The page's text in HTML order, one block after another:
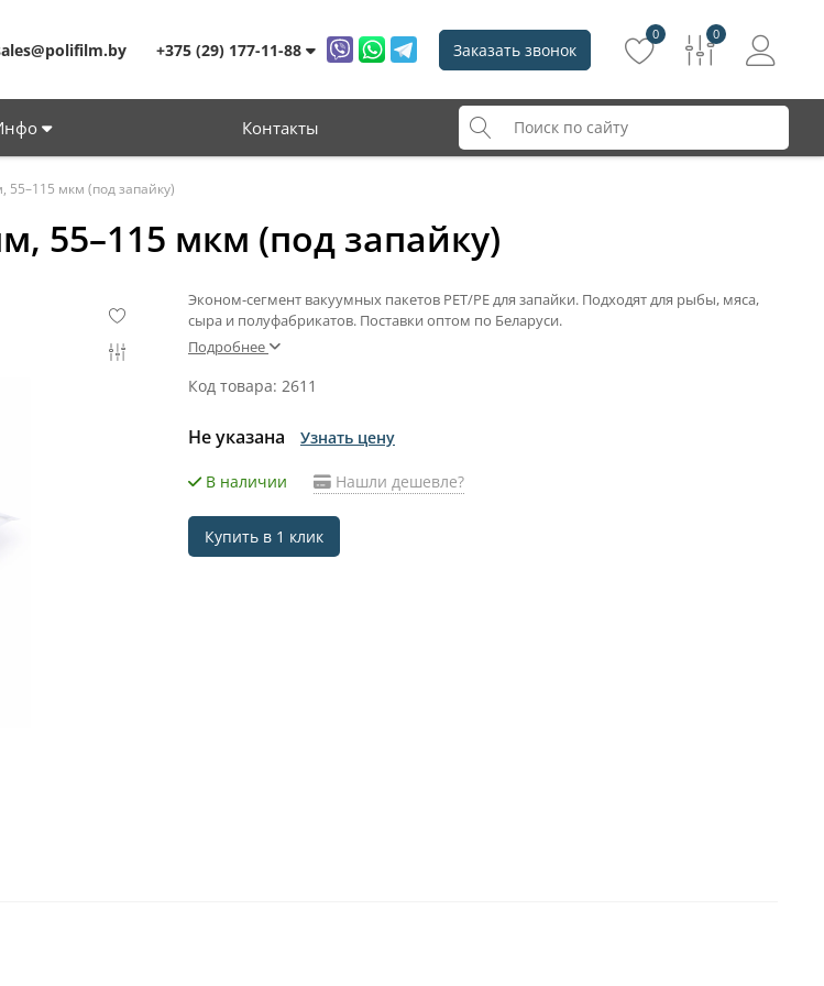
+375 (29) 177-11-88 Заказать звонок
0 0
Контакты
55–115 мкм (под запайку)
55–115 мкм (под запайку)
Эконом-сегмент вакуумных пакетов PET/PE для запайки. Подходят для рыбы, мяса,
сыра и полуфабрикатов. Поставки оптом по Беларуси.
Подробнее
Код товара: 2611
Не указана Узнать цену
В наличии Нашли дешевле?
Купить в 1 клик